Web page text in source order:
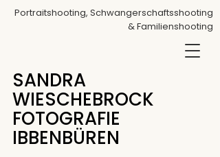
Portraitshooting, Schwangerschaftsshooting
& Familienshooting
SANDRA
WIESCHEBROCK
FOTOGRAFIE
IBBENBÜREN